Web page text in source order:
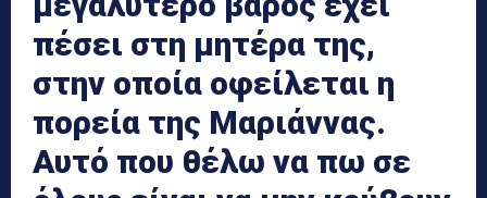
πέσει στη μητέρα της,
στην οποία οφείλεται η
πορεία της Μαριάννας.
Αυτό που θέλω να πω σε